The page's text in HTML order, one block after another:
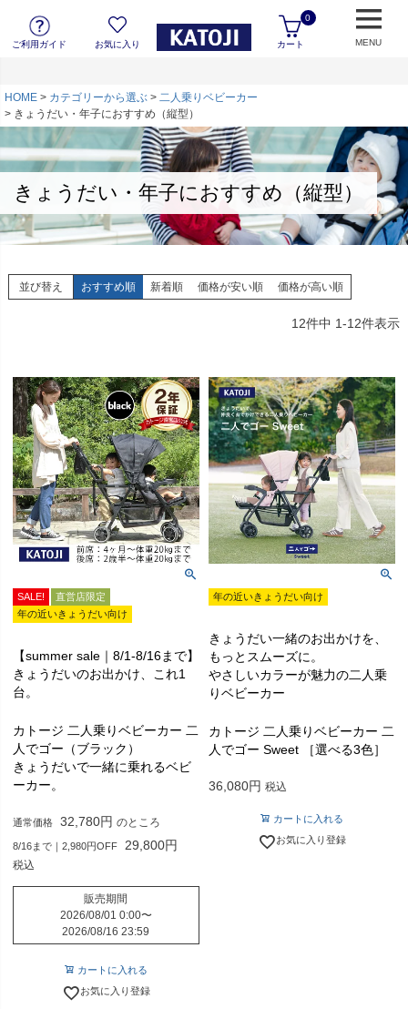
ご利用ガイド お気に入り カート
0
MENU
HOME カテゴリーから選ぶ
二人乗りベビーカー
きょうだい・年子におすすめ（縦型）
きょうだい・年子におすすめ（縦型）
並び替え おすすめ順 新着順 価格が安い順 価格が高い順
12件中 1-12件表示
SALE!
直営店限定
年の近いきょうだい向け
【summer sale｜8/1-8/16まで】
きょうだいのお出かけ、これ1
台。
カトージ 二人乗りベビーカー 二
人でゴー（ブラック）
きょうだいで一緒に乗れるベビ
ーカー。
通常価格 32,780 のところ
8/16まで｜2,980円OFF 29,800
税込
販売期間
2026/08/01 0:00〜
2026/08/16 23:59
カートに入れる
お気に入り登録
年の近いきょうだい向け
きょうだい一緒のお出かけを、
もっとスムーズに。
やさしいカラーが魅力の二人乗
りベビーカー
カトージ 二人乗りベビーカー 二
人でゴー Sweet ［選べる3色］
36,080 税込
カートに入れる
お気に入り登録